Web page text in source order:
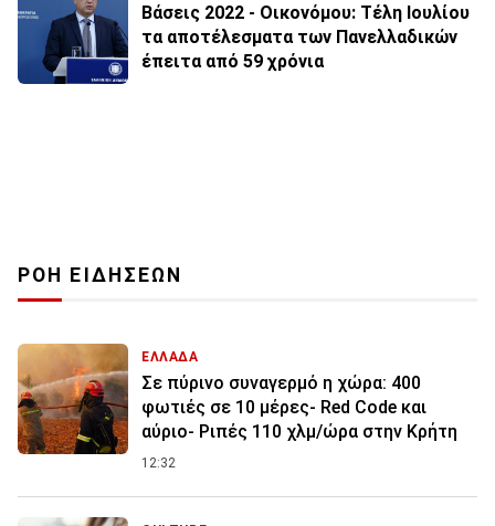
Βάσεις 2022 - Οικονόμου: Τέλη Ιουλίου
τα αποτέλεσματα των Πανελλαδικών
έπειτα από 59 χρόνια
ΡΟΗ ΕΙΔΗΣΕΩΝ
ΕΛΛΑΔΑ
Σε πύρινο συναγερμό η χώρα: 400
φωτιές σε 10 μέρες- Red Code και
αύριο- Ριπές 110 χλμ/ώρα στην Κρήτη
12:32